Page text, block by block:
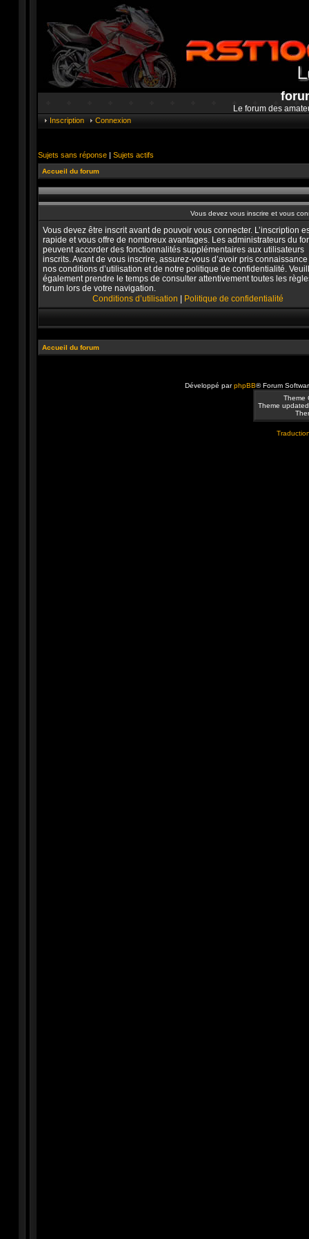
Le forum des
Inscription Connexion
Sujets sans réponse | Sujets actifs
Accueil du forum
Vous devez vous inscrire et vous
Vous devez être inscrit avant de pouvoir vous connecter. L’inscription
rapide et vous offre de nombreux avantages. Les administrateurs du
peuvent accorder des fonctionnalités supplémentaires aux utilisateurs
inscrits. Avant de vous inscrire, assurez-vous d’avoir pris
nos conditions d’utilisation et de notre politique de confidentialité.
également prendre le temps de consulter attentivement toutes les
forum lors de votre navigation.
Conditions d’utilisation
Politique de confidentialité
Accueil du forum
Développé parphpBB® Forum
Theme
Theme